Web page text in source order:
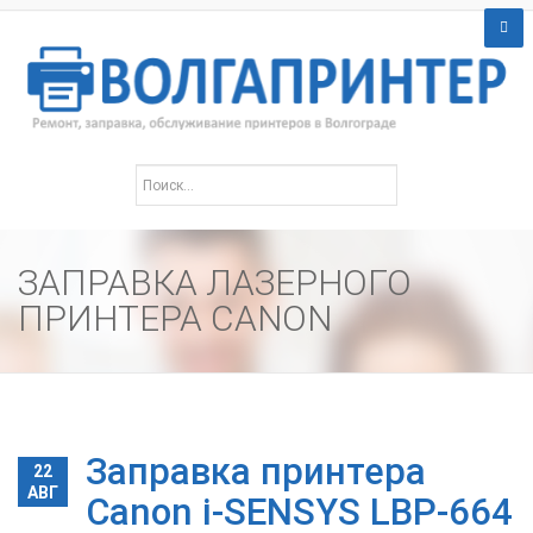
ЗАПРАВКА ЛАЗЕРНОГО
ПРИНТЕРА CANON
22
АВГ
Заправка принтера
Canon i-SENSYS LBP-664